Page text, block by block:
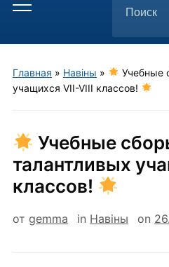
Переключить
меню
по:
Главная » Навiны »
Учебные
учащихся VII-VIII классов!
Учебные
талантливых
классов!
от gemma in Навiны on